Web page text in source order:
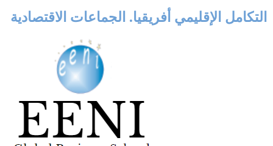
التكامل الإقليمي أفريقيا. الجماعات الاقتصادية